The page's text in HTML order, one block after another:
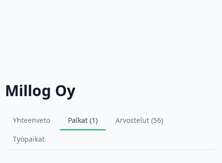
Millog Oy
Yhteenveto Palkat (1)
Arvostelut (56)
Työpaikat